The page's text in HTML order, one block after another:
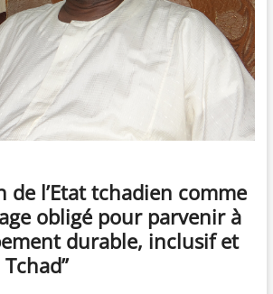
de l’Etat tchadien comme
obligé pour parvenir à
durable, inclusif et